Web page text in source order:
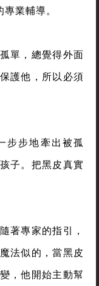
業輔導。
單，總覺得外面
護他，所以必須
步步地牽出被孤
子。把黑皮真實
著專家的指引，
法似的，當黑皮
，他開始主動幫